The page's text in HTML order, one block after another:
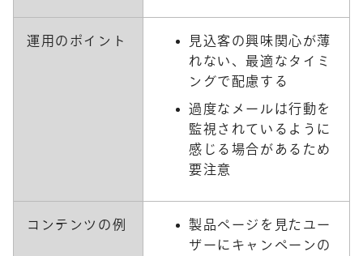
運用のポイント
見込客の興味関心が薄
れない、最適なタイミ
ングで配慮する
過度なメールは行動を
監視されているように
感じる場合があるため
要注意
コンテンツの例
製品ページを見たユー
ザーにキャンペーンの